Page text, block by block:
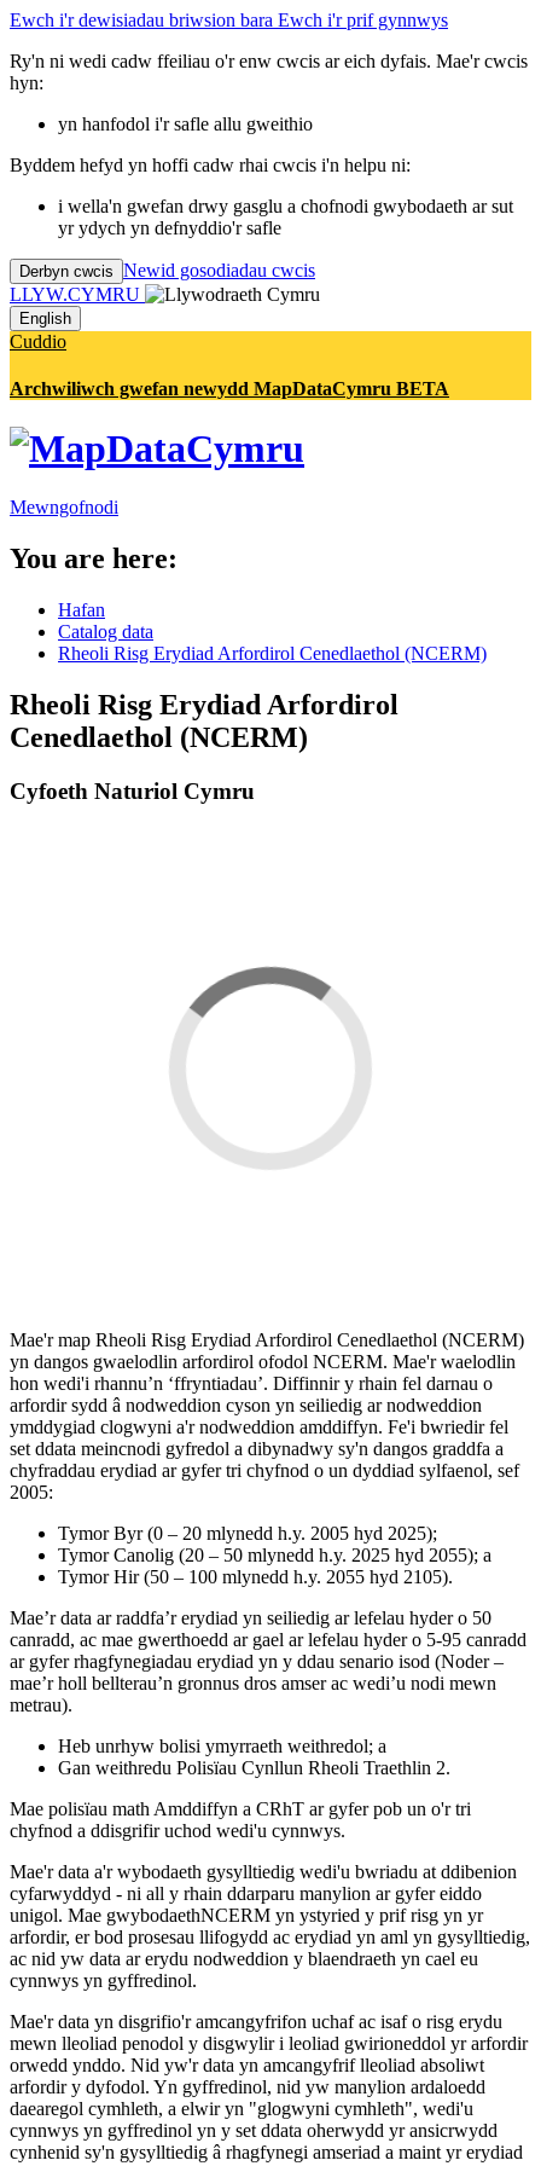
Ewch i'r dewisiadau briwsion bara Ewch i'r prif gynnwys
Ry'n ni wedi cadw ffeiliau o'r enw cwcis ar eich dyfais. Mae'r cwcis
hyn:
yn hanfodol i'r safle allu gweithio
Byddem hefyd yn hoffi cadw rhai cwcis i'n helpu ni:
i wella'n gwefan drwy gasglu a chofnodi gwybodaeth ar sut
yr ydych yn defnyddio'r safle
Derbyn cwcis Newid gosodiadau cwcis
LLYW.CYMRU
English
Cuddio
Archwiliwch gwefan newydd MapDataCymru BETA
Mewngofnodi
You are here:
Hafan
Catalog data
Rheoli Risg Erydiad Arfordirol Cenedlaethol (NCERM)
Rheoli Risg Erydiad Arfordirol
Cenedlaethol (NCERM)
Cyfoeth Naturiol Cymru
Mae'r map Rheoli Risg Erydiad Arfordirol Cenedlaethol (NCERM)
yn dangos gwaelodlin arfordirol ofodol NCERM. Mae'r waelodlin
hon wedi'i rhannu’n ‘ffryntiadau’. Diffinnir y rhain fel darnau o
arfordir sydd â nodweddion cyson yn seiliedig ar nodweddion
ymddygiad clogwyni a'r nodweddion amddiffyn. Fe'i bwriedir fel
set ddata meincnodi gyfredol a dibynadwy sy'n dangos graddfa a
chyfraddau erydiad ar gyfer tri chyfnod o un dyddiad sylfaenol, sef
2005:
Tymor Byr (0 – 20 mlynedd h.y. 2005 hyd 2025);
Tymor Canolig (20 – 50 mlynedd h.y. 2025 hyd 2055); a
Tymor Hir (50 – 100 mlynedd h.y. 2055 hyd 2105).
Mae’r data ar raddfa’r erydiad yn seiliedig ar lefelau hyder o 50
canradd, ac mae gwerthoedd ar gael ar lefelau hyder o 5-95 canradd
ar gyfer rhagfynegiadau erydiad yn y ddau senario isod (Noder –
mae’r holl bellterau’n gronnus dros amser ac wedi’u nodi mewn
metrau).
Heb unrhyw bolisi ymyrraeth weithredol; a
Gan weithredu Polisïau Cynllun Rheoli Traethlin 2.
Mae polisïau math Amddiffyn a CRhT ar gyfer pob un o'r tri
chyfnod a ddisgrifir uchod wedi'u cynnwys.
Mae'r data a'r wybodaeth gysylltiedig wedi'u bwriadu at ddibenion
cyfarwyddyd - ni all y rhain ddarparu manylion ar gyfer eiddo
unigol. Mae gwybodaethNCERM yn ystyried y prif risg yn yr
arfordir, er bod prosesau llifogydd ac erydiad yn aml yn gysylltiedig,
ac nid yw data ar erydu nodweddion y blaendraeth yn cael eu
cynnwys yn gyffredinol.
Mae'r data yn disgrifio'r amcangyfrifon uchaf ac isaf o risg erydu
mewn lleoliad penodol y disgwylir i leoliad gwirioneddol yr arfordir
orwedd ynddo. Nid yw'r data yn amcangyfrif lleoliad absoliwt
arfordir y dyfodol. Yn gyffredinol, nid yw manylion ardaloedd
daearegol cymhleth, a elwir yn "glogwyni cymhleth", wedi'u
cynnwys yn gyffredinol yn y set ddata oherwydd yr ansicrwydd
cynhenid sy'n gysylltiedig â rhagfynegi amseriad a maint yr erydiad